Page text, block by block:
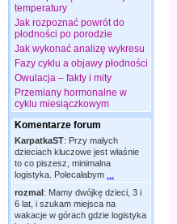
temperatury
Jak rozpoznać powrót do
płodności po porodzie
Jak wykonać analizę wykresu
Fazy cyklu a objawy płodności
Owulacja – fakty i mity
Przemiany hormonalne w
cyklu miesiączkowym
Komentarze forum
KarpatkaST: Przy małych
dzieciach kluczowe jest właśnie
to co piszesz, minimalna
logistyka. Polecałabym
rozmal: Mamy dwójkę dzieci, 3 i
6 lat, i szukam miejsca na
wakacje w górach gdzie logistyka